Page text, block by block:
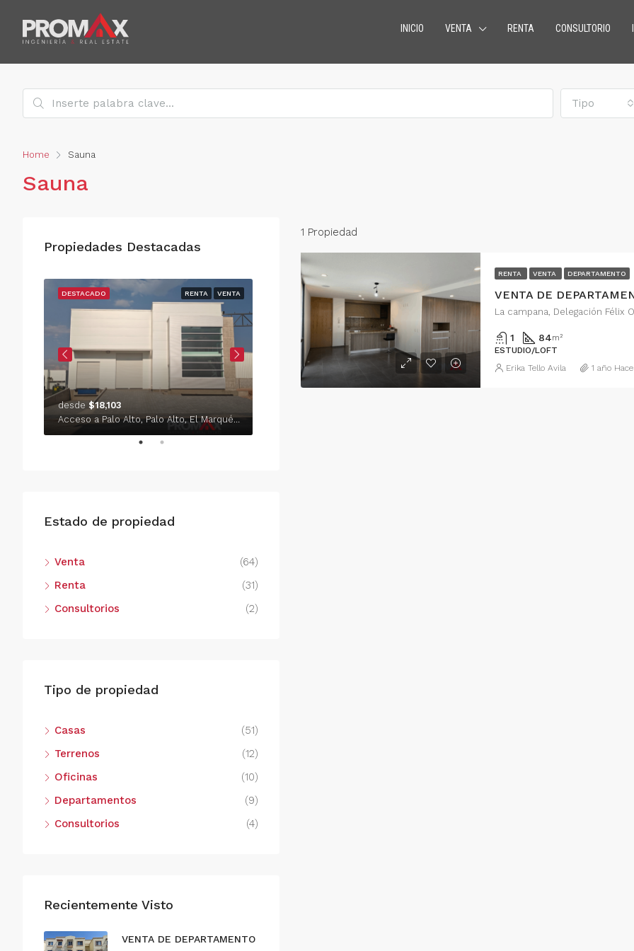
INICIO VENTA RENTA CONSULTORIO
Tipo
Home Sauna
Sauna
1 Propiedad
RENTA VENTA DEPARTAMENTO
1 84m²
ESTUDIO/LOFT
Erika Tello Avila 1 año Hace
Propiedades Destacadas
RENTA VENTA
DESTACADO
desde $18,103
Acceso a Palo Alto, Palo Alto, El Marqués, Querétaro, México
CONSULTORIOS RENTA
DESTACADO DESTACADO
Estado de propiedad
Venta
(64)
Renta
(31)
Consultorios
(2)
Tipo de propiedad
Casas
(51)
Terrenos
(12)
Oficinas
(10)
Departamentos
(9)
Consultorios
(4)
Recientemente Visto
VENTA DE DEPARTAMENTO